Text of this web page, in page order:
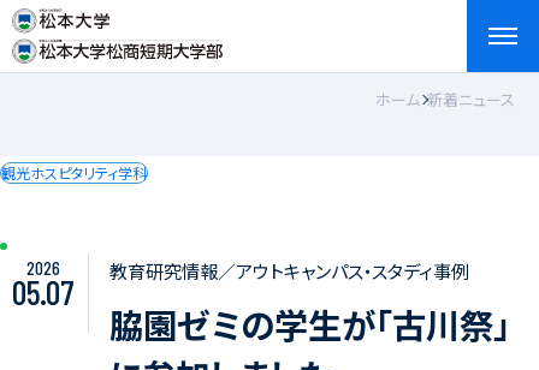
English
ホーム 新着ニュース
観光ホスピタリティ学科
2026
05.07
教育研究情報／アウトキャンパス・スタディ事例
脇園ゼミの学生が「古川祭」